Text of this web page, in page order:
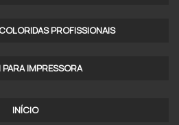
PROFISSIONAIS​
PARA IMPRESSORA
INÍCIO